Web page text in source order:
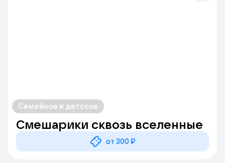
Семейное и детское
Смешарики сквозь вселенные
от 300 ₽